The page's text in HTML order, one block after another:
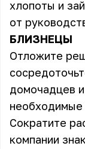
хлопоты и
от
БЛИЗНЕЦЫ
Отложите
домочадцев
необходимые
Сократите
компании